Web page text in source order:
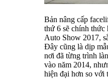
Bản nâng cấp
thứ 6 sẽ chính thức
Auto Show 2017,
Đây cũng là dịp
nơi đã từng trình
vào năm 2014,
hiện đại hơn so với